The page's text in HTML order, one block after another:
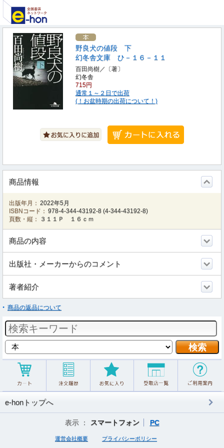
野良犬の値段 下
幻冬舎文庫 ひ－１６－１１
百田尚樹／〔著〕
幻冬舎
715円
通常１～２日で出荷
(！お盆時期の出荷について！)
商品情報
出版年月： 2022年5月
ISBNコード： 978-4-344-43192-8 (4-344-43192-8)
頁数・縦：
３１１Ｐ １６ｃｍ
商品の内容
出版社・メーカーからのコメント
著者紹介
商品の返品について
e-honトップへ
表示 ： スマートフォン PC
運営会社概要 プライバシーポリシー